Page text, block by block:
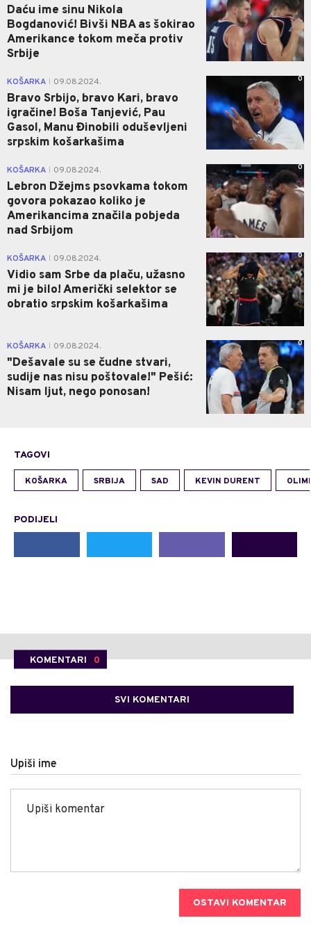
Daću ime sinu Nikola
Bogdanović! Bivši NBA as šokirao
Amerikance tokom meča protiv
Srbije
KOŠARKA 09.08.2024.
Bravo Srbijo, bravo Kari, bravo
igračine! Boša Tanjević, Pau
Gasol, Manu Đinobili oduševljeni
srpskim košarkašima
0
KOŠARKA 09.08.2024.
Lebron Džejms psovkama tokom
govora pokazao koliko je
Amerikancima značila pobjeda
nad Srbijom
0
KOŠARKA 09.08.2024.
Vidio sam Srbe da plaču, užasno
mi je bilo! Američki selektor se
obratio srpskim košarkašima
0
KOŠARKA 09.08.2024.
"Dešavale su se čudne stvari,
sudije nas nisu poštovale!" Pešić:
Nisam ljut, nego ponosan!
0
TAGOVI
KOŠARKA SRBIJA SAD KEVIN DURENT
PODIJELI
KOMENTARI 0
SVI KOMENTARI
Upiši ime
OSTAVI KOMENTAR